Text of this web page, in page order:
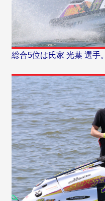
総合5位は氏家 光葉 選手。